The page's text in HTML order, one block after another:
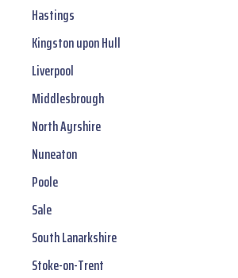
Hastings
Kingston upon Hull
Liverpool
Middlesbrough
North Ayrshire
Nuneaton
Poole
Sale
South Lanarkshire
Stoke-on-Trent